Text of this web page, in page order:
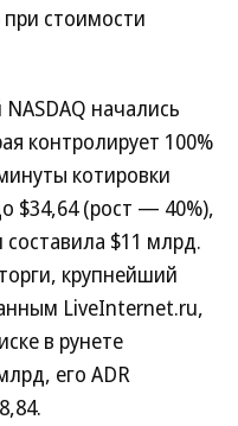
стоимости
начались
контролирует 100%
котировки
$34,64 (рост — 40%),
$11 млрд.
крупнейший
LiveInternet.ru,
в рунете
его ADR